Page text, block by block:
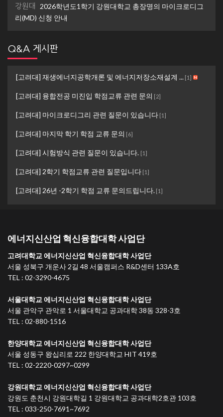
강원대
2026학년도1학기 강원대학교 총장명의 마이크로디그
리(MD) 신청 안내
Q&A 게시판
[고려대] 재생에너지공학개론 및 에너지저장소재설계 ... [1]
[고려대] 융합전공 미진입 학점교류 관련 문의 [2]
[고려대] 마이크로디그리 관련 질문이 있습니다 [1]
[고려대] 마지막 학기 학점 교류 문의 [6]
[고려대] 시험방식 관련 질문이 있습니다. [1]
[고려대] 2학기 학점교류 관련 질문입니다 [1]
[고려대] 26년 -2학기 학점 교류 문의드립니다. [1]
에너지신산업 혁신융합대학 사업단
고려대학교 에너지신산업 혁신융합대학 사업단
서울 성북구 개운사 2길 48 서울캠퍼스 R&D센터 133A호
TEL : 02-3290-4675
서울대학교 에너지신산업 혁신융합대학 사업단
서울 관악구 관악로 1 서울대학교 공과대학 38동 328-3호
TEL : 02-880-1516
한양대학교 에너지신산업 혁신융합대학 사업단
서울 성동구 왕십리로 222 한양대학교 HIT 419호
TEL : 02-2220-0297~0299
강원대학교 에너지신산업 혁신융합대학 사업단
강원도 춘천시 강원대학길 1 강원대학교 공과대학2호관 103호
TEL : 033-250-7691~7692